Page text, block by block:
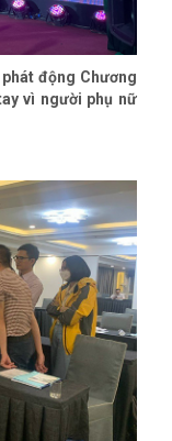
động Chương
vì người phụ nữ